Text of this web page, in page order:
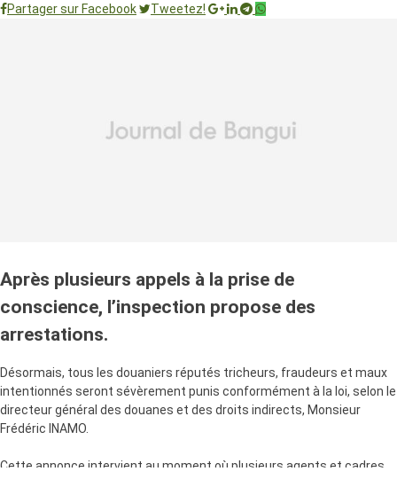
Partager sur Facebook
Tweetez!
Après plusieurs appels à la prise de
conscience, l’inspection propose des
arrestations.
Désormais, tous les douaniers réputés tricheurs, fraudeurs et maux
intentionnés seront sévèrement punis conformément à la loi, selon le
directeur général des douanes et des droits indirects, Monsieur
Frédéric INAMO.
Cette annonce intervient au moment où plusieurs agents et cadres